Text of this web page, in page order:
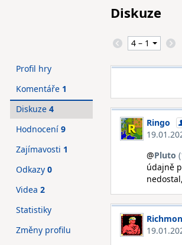
Diskuze
Ringo
@Pluto
údajně
Profil hry
Komentáře 1
Diskuze 4
Hodnocení 9
Zajímavosti 1
Odkazy 0
Videa 2
Statistiky
Změny profilu